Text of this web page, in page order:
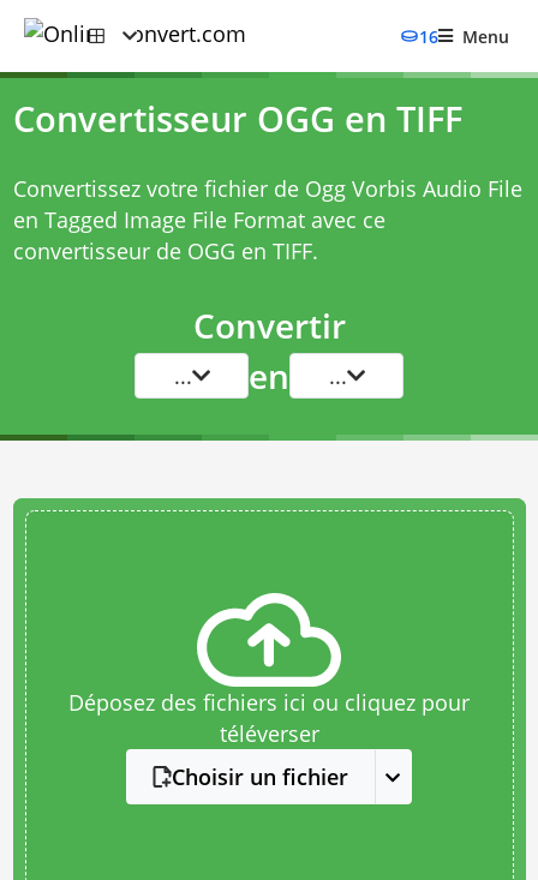
16 Menu
Convertisseur OGG en TIFF
Convertissez votre fichier de Ogg Vorbis Audio File
en Tagged Image File Format avec ce
convertisseur de OGG en TIFF.
Convertir
... en ...
Déposez des fichiers ici ou cliquez pour
téléverser
Choisir un fichier